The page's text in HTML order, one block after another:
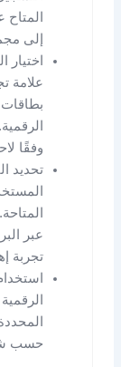
إلى
علامة
بطاقات
وفقًا
تحديد
عبر
تجربة
حسب